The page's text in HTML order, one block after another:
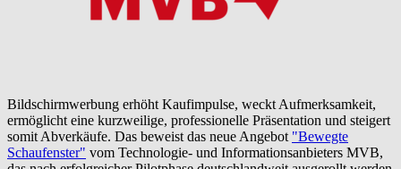
Bildschirmwerbung erhöht Kaufimpulse, weckt Aufmerksamkeit,
ermöglicht eine kurzweilige, professionelle Präsentation und steigert
somit Abverkäufe. Das beweist das neue Angebot "Bewegte
Schaufenster" vom Technologie- und Informationsanbieters MVB,